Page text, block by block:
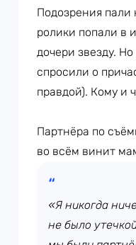
Подозрения
ролики попали в
дочери звезду.
спросили о
правдой). Кому и
Партнёра по
во всём винит
«Я никогда
не было